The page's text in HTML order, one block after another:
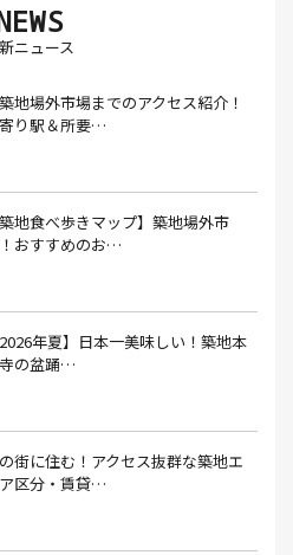
スクリーム店(1）
(1） アド街(3）
し(1） アルバイト(1）
イタリアンバル(1）
イタリアン料理(4）
(9）
(1） ウェットティッシュ(1）
エコバッグ(1）
エコバッグ 折りたたみ(1）
ニュース
地場外市場までのアクセス紹介！
り駅＆所要…
築地食べ歩きマップ】築地場外市
おすすめのお…
2026年夏】日本一美味しい！築地本
の盆踊…
街に住む！アクセス抜群な築地エ
区分・賃貸…